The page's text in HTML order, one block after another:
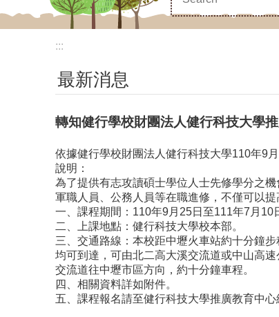
:::
最新消息
轉知健行學校財團法人健行科技大學
依據健行學校財團法人健行科技大學110年9
說明：
為了提供有志攻讀碩士學位人士先修學分之
軍職人員、公務人員等在職進修，不僅可以
一、課程期間：110年9月25日至111年7月10
二、上課地點：健行科技大學校本部。
三、交通路線：本校距中壢火車站約十分鐘
均可到達，可由北二高大溪交流道或中山高速
交流道往中壢市區方向，約十分鐘車程。
四、相關資料詳如附件。
五、課程報名請至健行科技大學推廣教育中